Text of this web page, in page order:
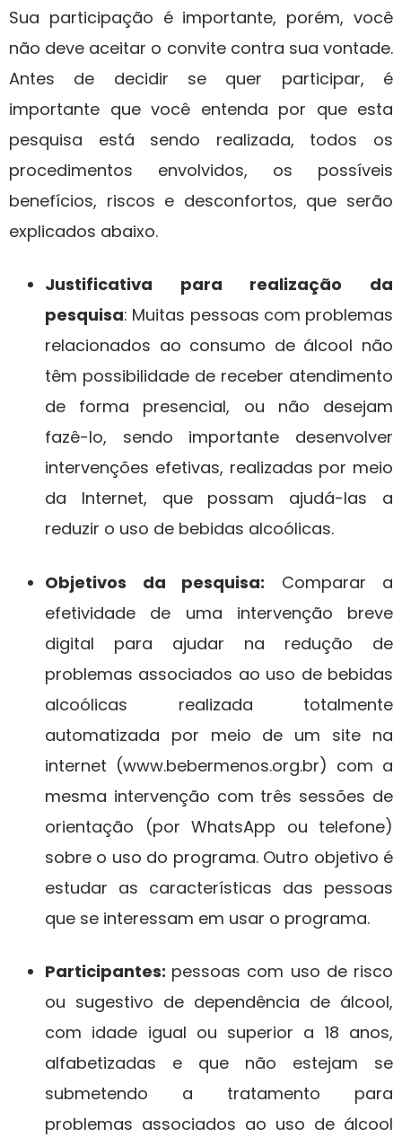
Sua participação é importante, porém, você
não deve aceitar o convite contra sua vontade.
Antes de decidir se quer participar, é
importante que você entenda por que esta
pesquisa está sendo realizada, todos os
procedimentos envolvidos, os possíveis
benefícios, riscos e desconfortos, que serão
explicados abaixo.
Justificativa para realização da
pesquisa: Muitas pessoas com problemas
relacionados ao consumo de álcool não
têm possibilidade de receber atendimento
de forma presencial, ou não desejam
fazê-lo, sendo importante desenvolver
intervenções efetivas, realizadas por meio
da Internet, que possam ajudá-las a
reduzir o uso de bebidas alcoólicas.
Objetivos da pesquisa: Comparar a
efetividade de uma intervenção breve
digital para ajudar na redução de
problemas associados ao uso de bebidas
alcoólicas realizada totalmente
automatizada por meio de um site na
internet (www.bebermenos.org.br) com a
mesma intervenção com três sessões de
orientação (por WhatsApp ou telefone)
sobre o uso do programa. Outro objetivo é
estudar as características das pessoas
que se interessam em usar o programa.
Participantes: pessoas com uso de risco
ou sugestivo de dependência de álcool,
com idade igual ou superior a 18 anos,
alfabetizadas e que não estejam se
submetendo a tratamento para
problemas associados ao uso de álcool